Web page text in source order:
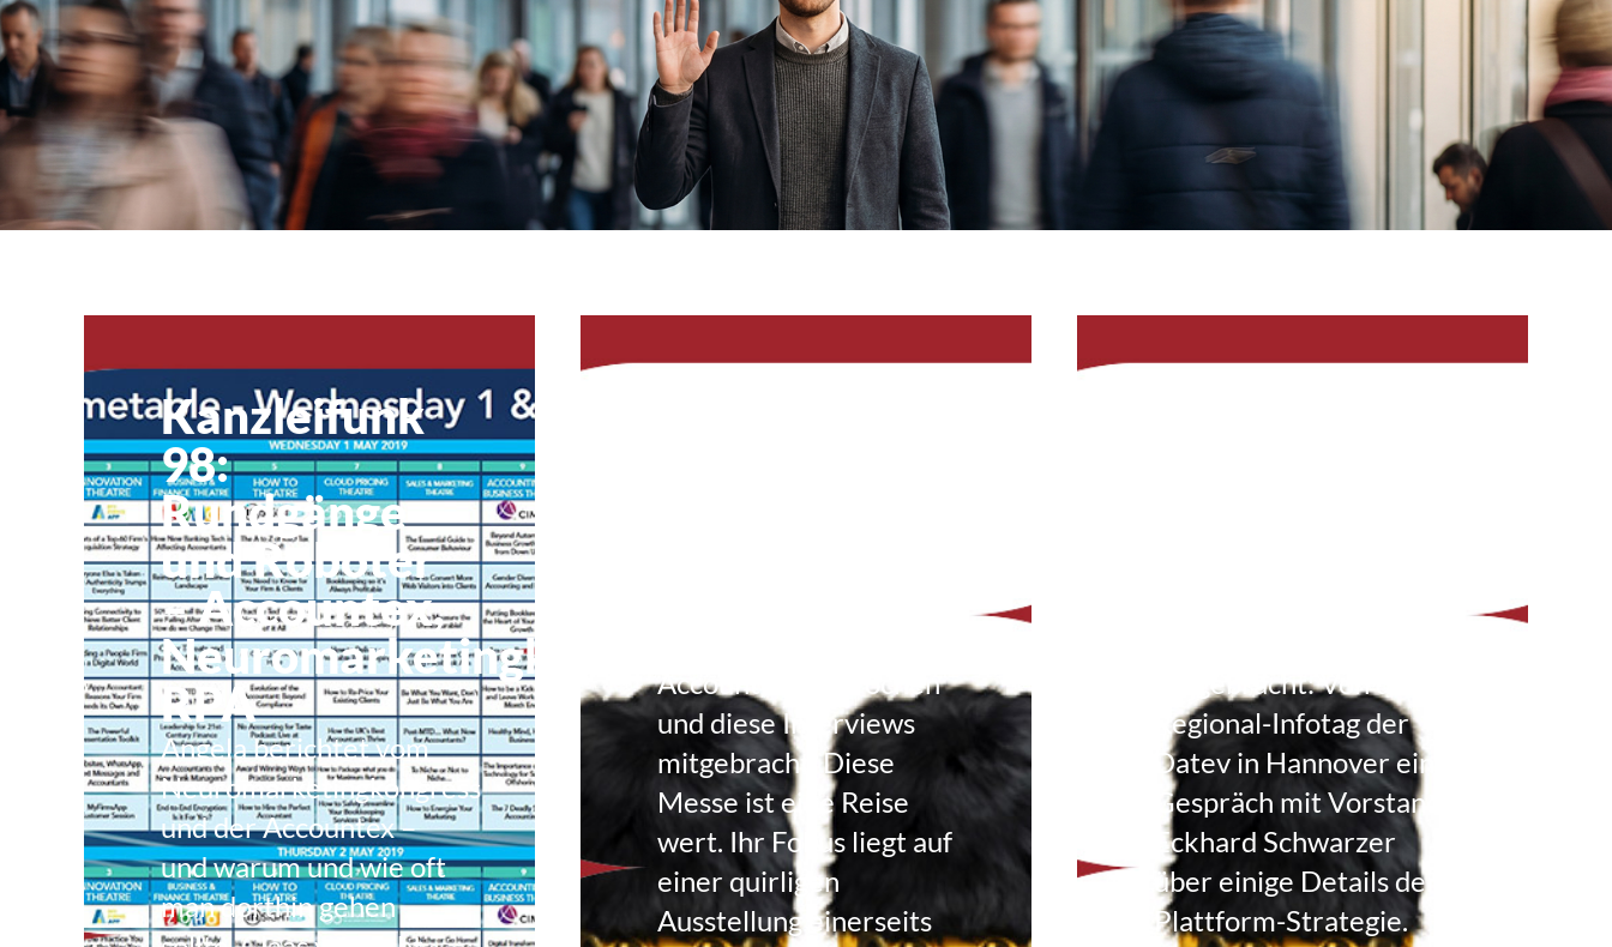
accountex
Kanzleifunk
98:
Rundgänge
und Roboter
– Accountex,
Neuromarketingkongress,
RPA
Angela berichtet vom
Neuromarketingkongress
und der Accountex –
und warum und wie oft
man dorthin gehen
Accountex gesprochen
und diese Interviews
mitgebracht. Diese
Messe ist eine Reise
wert. Ihr Fokus liegt auf
einer quirligen
Ausstellung einerseits
mitgebracht: Von dem
Regional-Infotag der
Datev in Hannover ein
Gespräch mit Vorstand
Eckhard Schwarzer
über einige Details der
Plattform-Strategie.